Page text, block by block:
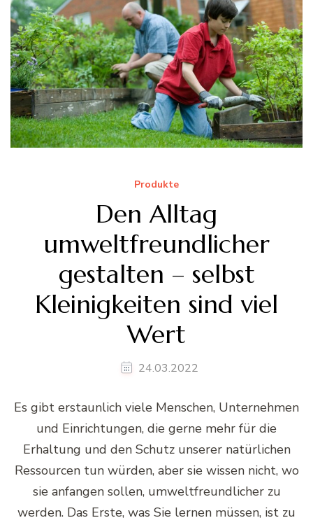
Produkte
Den Alltag
umweltfreundlicher
gestalten – selbst
Kleinigkeiten sind viel
Wert
24.03.2022
Es gibt erstaunlich viele Menschen, Unternehmen
und Einrichtungen, die gerne mehr für die
Erhaltung und den Schutz unserer natürlichen
Ressourcen tun würden, aber sie wissen nicht, wo
sie anfangen sollen, umweltfreundlicher zu
werden. Das Erste, was Sie lernen müssen, ist zu